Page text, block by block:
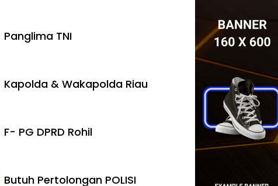
Panglima TNI
Kapolda & Wakapolda Riau
F- PG DPRD Rohil
Butuh Pertolongan POLISI